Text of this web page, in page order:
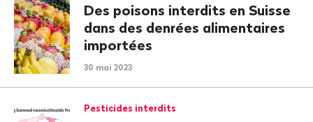
Des poisons interdits en Suisse
dans des denrées alimentaires
importées
30 mai 2023
Pesticides interdits